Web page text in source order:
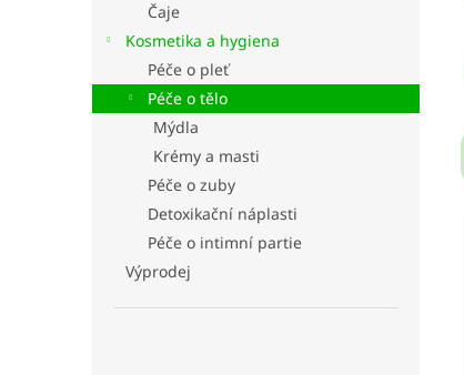
Čaje
Kosmetika a hygiena
Péče o pleť
Péče o tělo
Mýdla
Krémy a masti
Péče o zuby
Detoxikační náplasti
Péče o intimní partie
Výprodej